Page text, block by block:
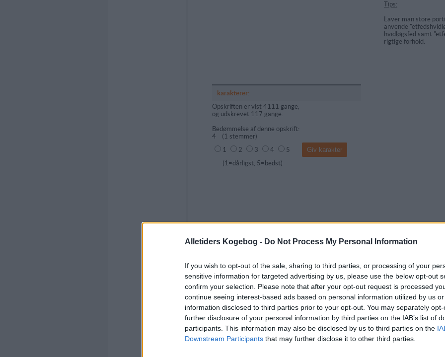
Alletiders Kogebog - Do Not Process My Personal Information
If you wish to opt-out of the sale, sharing to third parties, or processing of your
sensitive information for targeted advertising by us, please use the below opt-out
confirm your selection. Please note that after your opt-out request is processed
continue seeing interest-based ads based on personal information utilized by us
information disclosed to third parties prior to your opt-out. You may separately
further disclosure of your personal information by third parties on the IAB’s list of
participants. This information may also be disclosed by us to third parties on the
Downstream Participants that may further disclose it to other third parties.
Tips:
Laver man store
anvende
hvidløgsfed samt
rigtige forhold.
karakterer:
Opskriften er vist 4111 gange,
og udskrevet 117 gange.
Bedømmelse af denne opskrift:
4 ( 1 stemmer)
1
2 3 4
5
(1=dårligst, 5=bedst)
Kommentar fra:
Kommentar: